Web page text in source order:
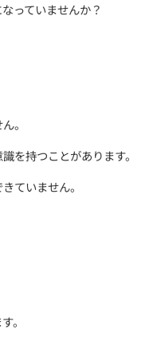
とが苦手になっていま
から
くありません。
強い苦手意識を持つ